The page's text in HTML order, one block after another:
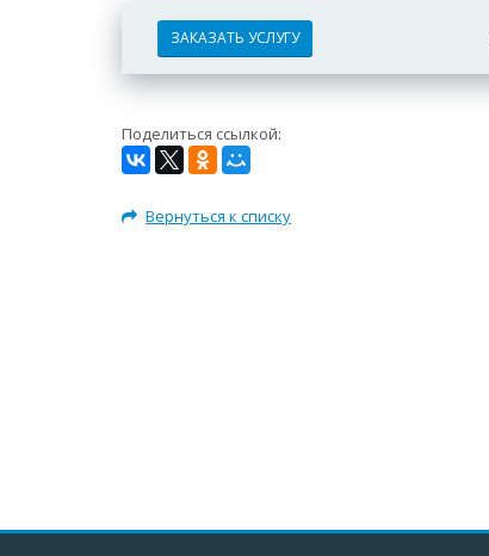
ЗАКАЗАТЬ УСЛУГУ
Поделиться ссылкой:
Вернуться к списку